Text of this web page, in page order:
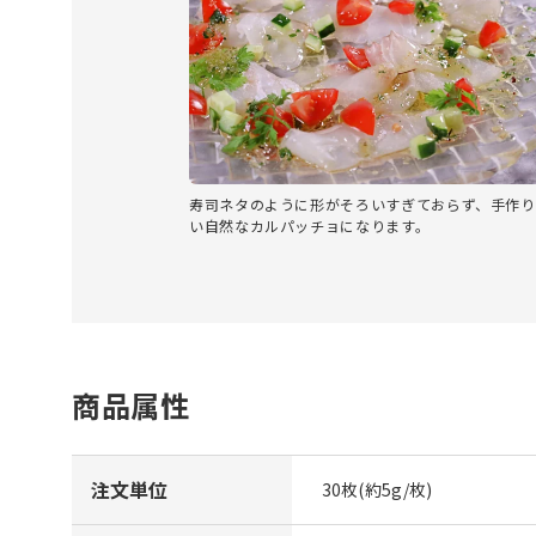
寿司ネタのように形がそろいすぎておらず、手作
い自然なカルパッチョになります。
商品属性
注文単位 30枚(約5g/枚)